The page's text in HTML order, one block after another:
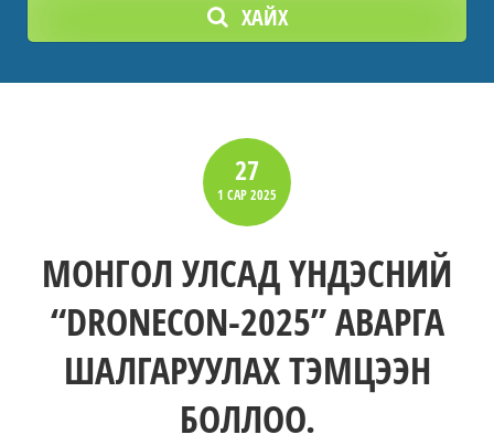
ХАЙХ
27
1 САР2025
МОНГОЛ УЛСАД ҮНДЭСНИЙ
“DRONECON-2025” АВАРГА
ШАЛГАРУУЛАХ ТЭМЦЭЭН
БОЛЛОО.